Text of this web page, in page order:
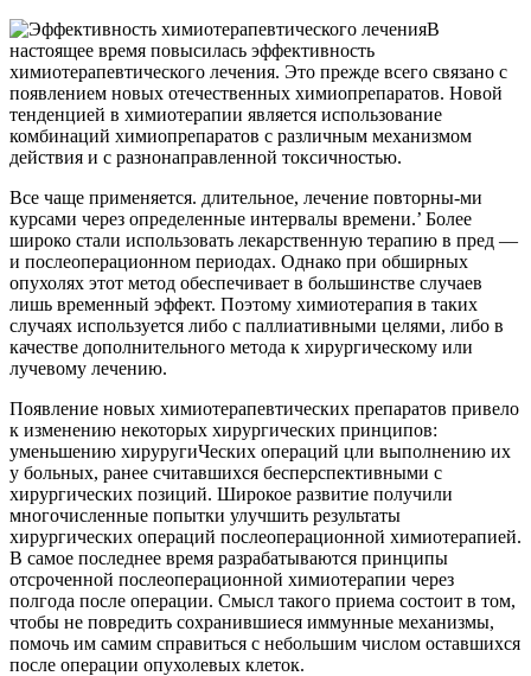
В
настоящее время повысилась эффективность
химиотерапевтического лечения. Это прежде всего связано с
появлением новых отечественных химиопрепаратов. Новой
тенденцией в химиотерапии является использование
комбинаций химиопрепаратов с различным механизмом
действия и с разнонаправленной токсичностью.
Все чаще применяется. длительное, лечение повторны-ми
курсами через определенные интервалы времени.’ Более
широко стали использовать лекарственную терапию в пред —
и послеоперационном периодах. Однако при обширных
опухолях этот метод обеспечивает в большинстве случаев
лишь временный эффект. Поэтому химиотерапия в таких
случаях используется либо с паллиативными целями, либо в
качестве дополнительного метода к хирургическому или
лучевому лечению.
Появление новых химиотерапевтических препаратов привело
к изменению некоторых хирургических принципов:
уменьшению хируругиЧеских операций цли выполнению их
у больных, ранее считавшихся бесперспективными с
хирургических позиций. Широкое развитие получили
многочисленные попытки улучшить результаты
хирургических операций послеоперационной химиотерапией.
В самое последнее время разрабатываются принципы
отсроченной послеоперационной химиотерапии через
полгода после операции. Смысл такого приема состоит в том,
чтобы не повредить сохранившиеся иммунные механизмы,
помочь им самим справиться с небольшим числом оставшихся
после операции опухолевых клеток.